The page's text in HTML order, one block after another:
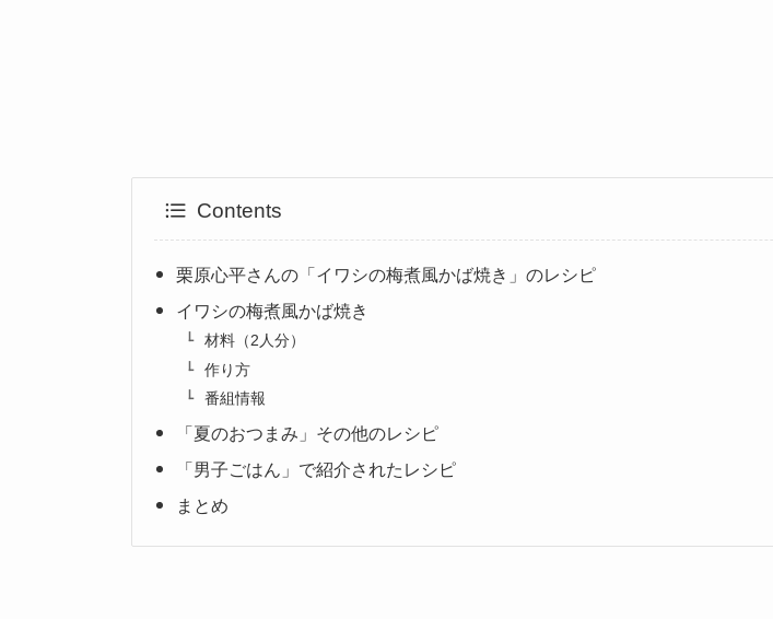
Contents
栗原心平さんの「イワシの梅煮風かば焼き」のレシピ
イワシの梅煮風かば焼き
材料（2人分）
作り方
番組情報
「夏のおつまみ」その他のレシピ
「男子ごはん」で紹介されたレシピ
まとめ